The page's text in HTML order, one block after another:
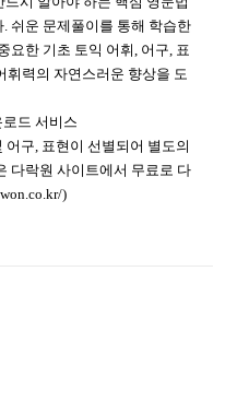
쉬운 문제풀이를 통해 학습한
요한 기초 토익 어휘, 어구, 표
휘력의 자연스러운 향상을 도
드 서비스
구, 표현이 선별되어 별도의
다락원 사이트에서 무료로 다
)